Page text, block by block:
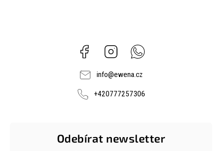
Facebook Instagram
info@ewena.cz
+420777257306
Odebírat newsletter